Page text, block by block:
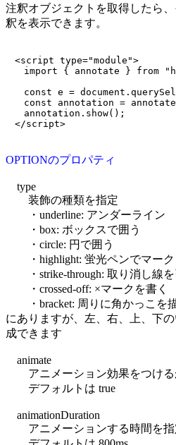
注釈オブジェクトを取得したら
釈を表示できます。
<script type="module">
import { annotate } from
const e =
const annotation =
annotation.show();
OPTIONのプロパティ
type
装飾の種類を指定
・underline: アンダーライン
・box: ボックスで囲う
・circle: 円で囲う
・highlight: 蛍光ペンでマーク
・strike-through: 取り消し線を
・crossed-off: ×マークを書く
・bracket: 周りに角かっこを
にありますが、左、右、上、下
成できます
animate
アニメーション効果をつける
デフォルトは true
animationDuration
アニメーションする時間を指